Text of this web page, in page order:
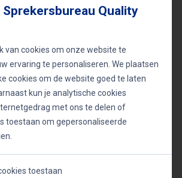
sleutelcomponenten in het
en het bevorderen van
in verandering
cruciale rol in het stimuleren
het ondersteunen van generatie
en actief te luisteren naar de
Quality
van cookies om onze website te
ervaring te personaliseren. We plaatsen
cookies om de website goed te laten
kun je analytische cookies
met ons te delen of
toestaan om gepersonaliseerde
toestaan